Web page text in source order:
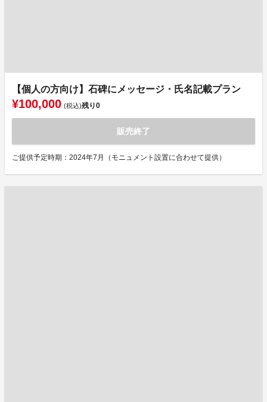
【個人の方向け】石碑にメッセージ・氏名記載プラン
¥100,000 (税込)残り0
販売終了
ご提供予定時期：2024年7月（モニュメント設置に合わせて提供）